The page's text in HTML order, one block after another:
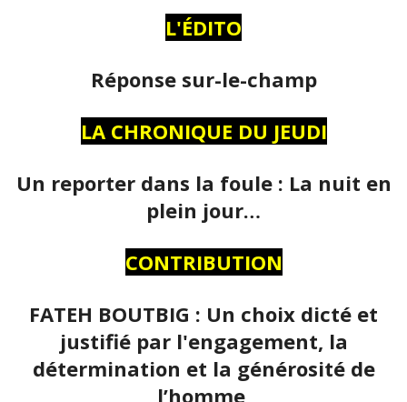
L'ÉDITO
Réponse sur-le-champ
LA CHRONIQUE DU JEUDI
Un reporter dans la foule : La nuit en
plein jour…
CONTRIBUTION
FATEH BOUTBIG : Un choix dicté et
justifié par l'engagement, la
détermination et la générosité de
l’homme